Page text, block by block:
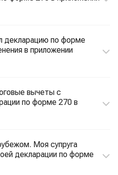
декларацию по форме
в приложении
вычеты с
по форме 270 в
Моя супруга
декларации по форме